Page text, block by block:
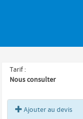
Tarif
Nous consulter
Ajouter au devis